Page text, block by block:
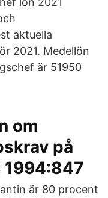
aktuella
2021. Medellön
är 51950
om
på
1994:847
är 80 procent